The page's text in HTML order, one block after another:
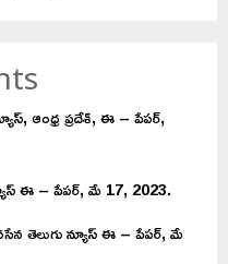
ఆంధ్ర ప్రదేశ్, ఈ – పేపర్,
ఈ – పేపర్, మే 17, 2023.
తెలుగు న్యూస్ ఈ – పేపర్, మే